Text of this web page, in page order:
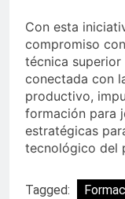
Con esta
compromiso
técnica
conectada con
productivo,
formación para
estratégicas
tecnológico del
Tagged: